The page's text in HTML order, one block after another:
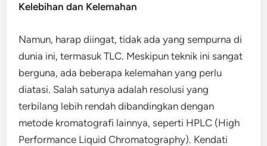
Kelebihan dan Kelemahan
Namun, harap diingat, tidak ada yang sempurna di
dunia ini, termasuk TLC. Meskipun teknik ini sangat
berguna, ada beberapa kelemahan yang perlu
diatasi. Salah satunya adalah resolusi yang
terbilang lebih rendah dibandingkan dengan
metode kromatografi lainnya, seperti HPLC (High
Performance Liquid Chromatography). Kendati